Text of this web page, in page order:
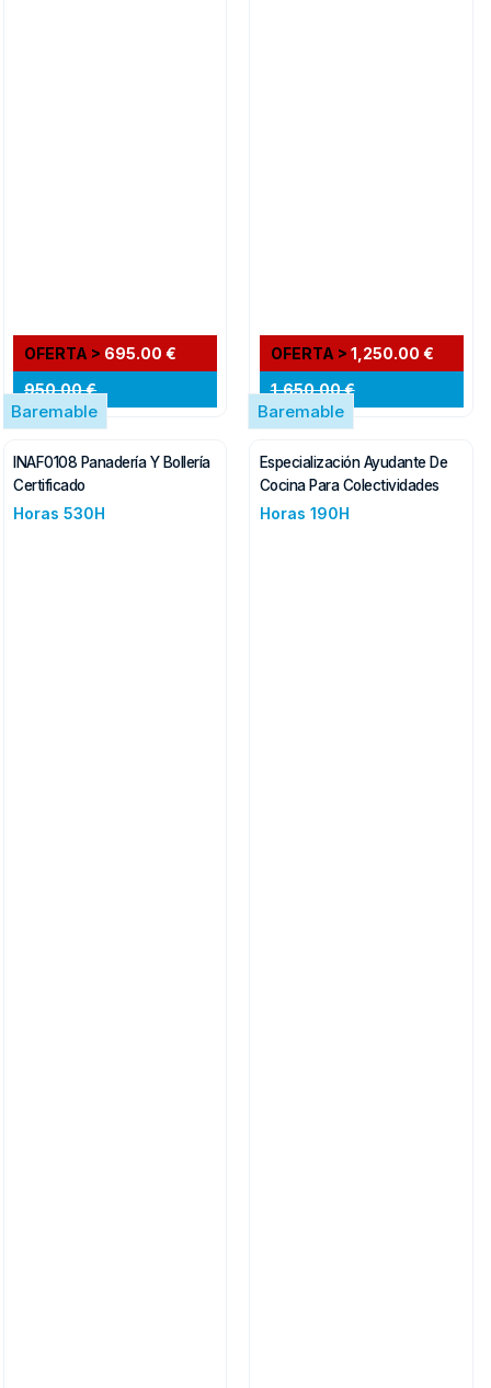
OFERTA > 695.00 €
950.00 €
OFERTA > 1,250.00 €
1,650.00 €
Baremable
INAF0108 Panadería Y Bollería
Certificado
Horas 530H
Baremable
Especialización Ayudante De
Cocina Para Colectividades
Horas 190H